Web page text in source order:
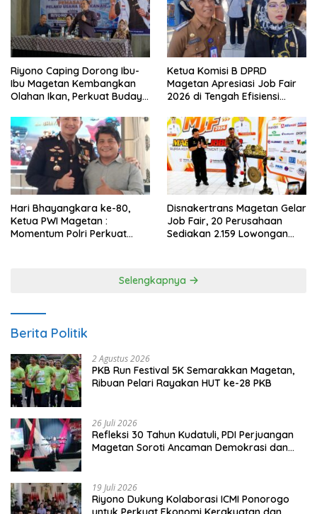
Riyono Caping Dorong Ibu-
Ibu Magetan Kembangkan
Olahan Ikan, Perkuat Budaya
Ketua Komisi B DPRD
Magetan Apresiasi Job Fair
2026 di Tengah Efisiensi
Hari Bhayangkara ke-80,
Ketua PWI Magetan :
Momentum Polri Perkuat
Disnakertrans Magetan Gelar
Job Fair, 20 Perusahaan
Sediakan 2.159 Lowongan
Selengkapnya
Berita Politik
2 Agustus 2026
PKB Run Festival 5K Semarakkan Magetan,
Ribuan Pelari Rayakan HUT ke-28 PKB
26 Juli 2026
Refleksi 30 Tahun Kudatuli, PDI Perjuangan
Magetan Soroti Ancaman Demokrasi dan
19 Juli 2026
Riyono Dukung Kolaborasi ICMI Ponorogo